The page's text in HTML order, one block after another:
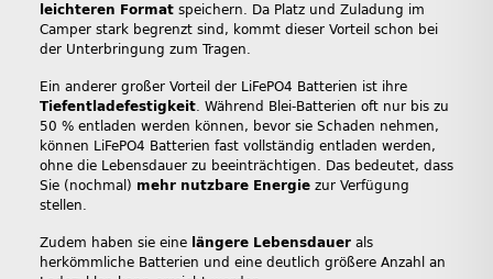
leichteren Format speichern. Da Platz und Zuladung im
Camper stark begrenzt sind, kommt dieser Vorteil schon bei
der Unterbringung zum Tragen.
Ein anderer großer Vorteil der LiFePO4 Batterien ist ihre
Tiefentladefestigkeit . Während Blei-Batterien oft nur bis zu
50 % entladen werden können, bevor sie Schaden nehmen,
können LiFePO4 Batterien fast vollständig entladen werden,
ohne die Lebensdauer zu beeinträchtigen. Das bedeutet, dass
Sie (nochmal) mehr nutzbare Energie zur Verfügung
stellen.
Zudem haben sie eine längere Lebensdauer als
herkömmliche Batterien und eine deutlich größere Anzahl an